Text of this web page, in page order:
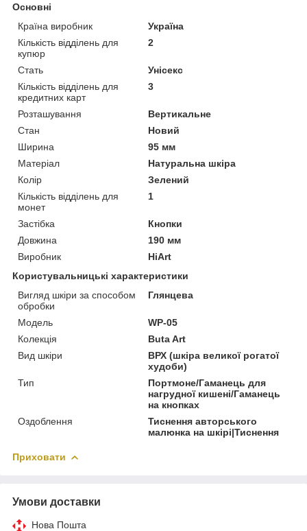
Основні
Країна виробник
Україна
Кількість відділень для
купюр
2
Стать
Унісекс
Кількість відділень для
кредитних карт
3
Розташування
Вертикальне
Стан
Новий
Ширина
95 мм
Матеріал
Натуральна шкіра
Колір
Зелений
Кількість відділень для
монет
1
Застібка
Кнопки
Довжина
190 мм
Виробник
HiArt
Користувальницькі характеристики
Вигляд шкіри за способом
обробки
Глянцева
Модель
WP-05
Колекція
Buta Art
Вид шкіри
ВРХ (шкіра великої рогатої
худоби)
Тип
Портмоне/Гаманець для
нагрудної кишені/Гаманець
на кнопках
Оздоблення
Тиснення авторського
малюнка на шкірі|Тиснення
Приховати
Умови доставки
Нова Пошта